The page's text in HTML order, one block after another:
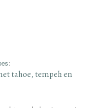
:
tahoe, tempeh en